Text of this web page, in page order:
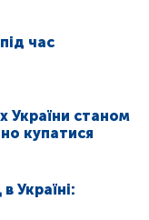
час
України станом
купатися
Україні: